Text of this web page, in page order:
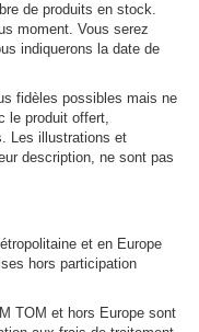
de produits en stock.
moment. Vous serez
indiquerons la date de
fidèles possibles mais ne
le produit offert,
Les illustrations et
description, ne sont pas
et en Europe
hors participation
TOM et hors Europe sont